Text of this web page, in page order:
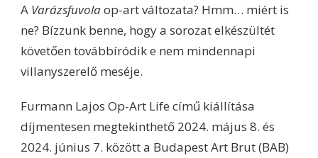
A Varázsfuvolaop-art változata? Hmm… miért is
ne? Bízzunk benne, hogy a sorozat elkészültét
követően továbbíródik e nem mindennapi
villanyszerelő meséje.
Furmann Lajos Op-Art Life című kiállítása
díjmentesen megtekinthető 2024. május 8. és
2024. június 7. között a Budapest Art Brut (BAB)